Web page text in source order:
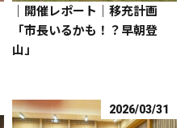
｜開催レポート｜移充計画
「市長いるかも！？早朝登
山」
2026/03/31